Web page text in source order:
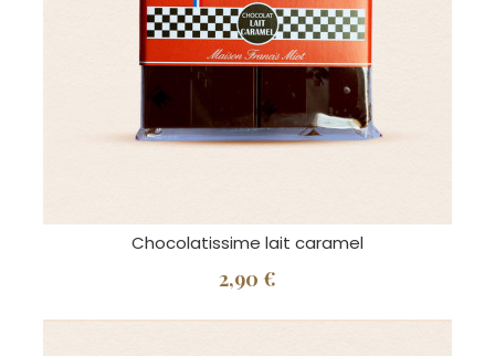
Chocolatissime lait caramel
2,90 €